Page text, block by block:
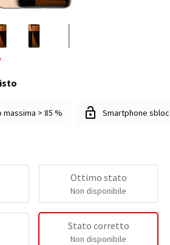
> 85 % Smartphone
Ottimo stato
Non disponibile
Stato corretto
Non disponibile